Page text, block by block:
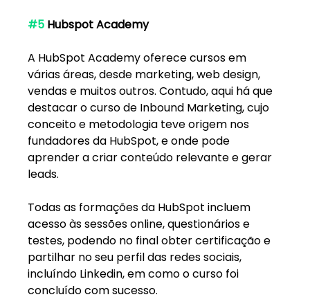
#5 Hubspot Academy
A HubSpot Academy oferece cursos em
várias áreas, desde marketing, web design,
vendas e muitos outros. Contudo, aqui há que
destacar o curso de Inbound Marketing, cujo
conceito e metodologia teve origem nos
fundadores da HubSpot, e onde pode
aprender a criar conteúdo relevante e gerar
leads.
Todas as formações da HubSpot incluem
acesso às sessões online, questionários e
testes, podendo no final obter certificação e
partilhar no seu perfil das redes sociais,
incluíndo Linkedin, em como o curso foi
concluído com sucesso.